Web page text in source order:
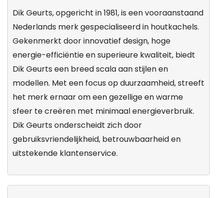
Dik Geurts, opgericht in 1981, is een vooraanstaand
Nederlands merk gespecialiseerd in houtkachels.
Gekenmerkt door innovatief design, hoge
energie-efficiëntie en superieure kwaliteit, biedt
Dik Geurts een breed scala aan stijlen en
modellen. Met een focus op duurzaamheid, streeft
het merk ernaar om een gezellige en warme
sfeer te creëren met minimaal energieverbruik.
Dik Geurts onderscheidt zich door
gebruiksvriendelijkheid, betrouwbaarheid en
uitstekende klantenservice.